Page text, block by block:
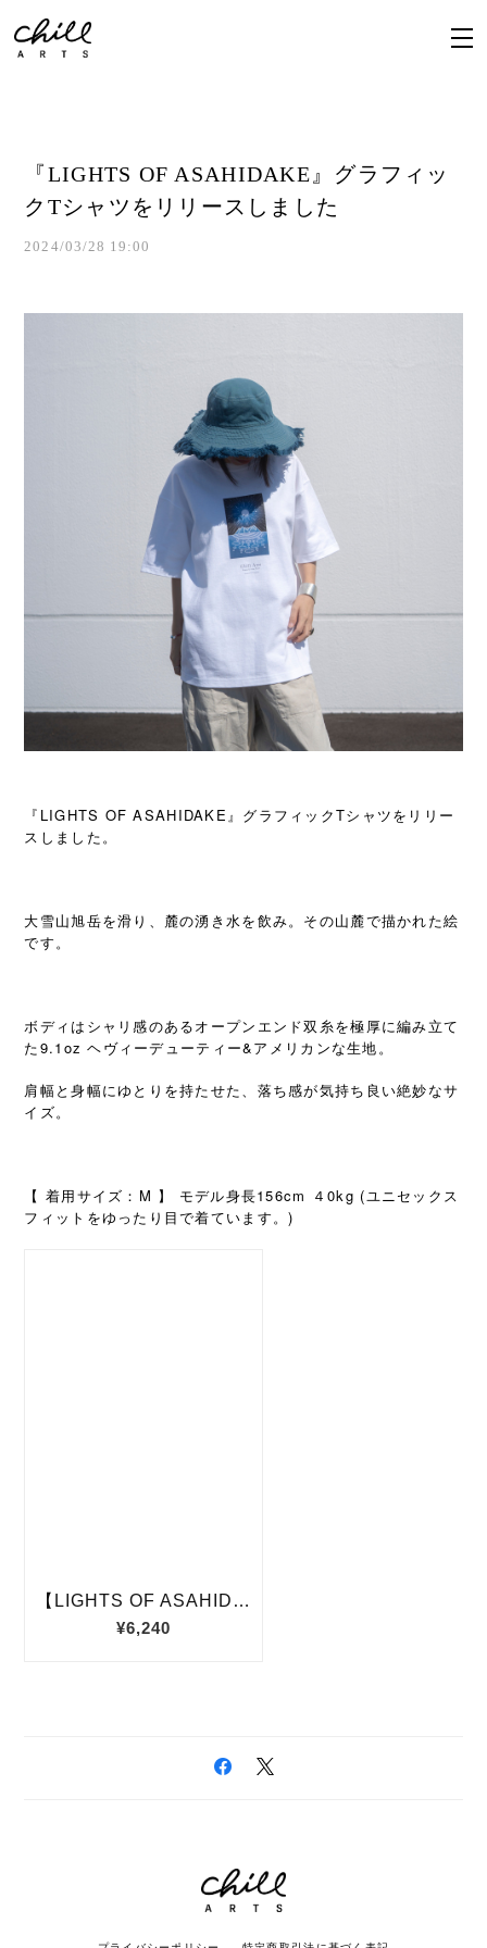
『LIGHTS OF ASAHIDAKE』グラフィッ
クTシャツをリリースしました
2024/03/28 19:00
『LIGHTS OF ASAHIDAKE』グラフィックTシャツをリリー
スしました。
大雪山旭岳を滑り、麓の湧き水を飲み。その山麓で描かれた絵
です。
ボディはシャリ感のあるオープンエンド双糸を極厚に編み立て
た9.1oz ヘヴィーデューティー&アメリカンな生地。
肩幅と身幅にゆとりを持たせた、落ち感が気持ち良い絶妙なサ
イズ。
【 着用サイズ： M 】 モデル身長156cm ４0kg (ユニセックス
フィットをゆったり目で着ています。)